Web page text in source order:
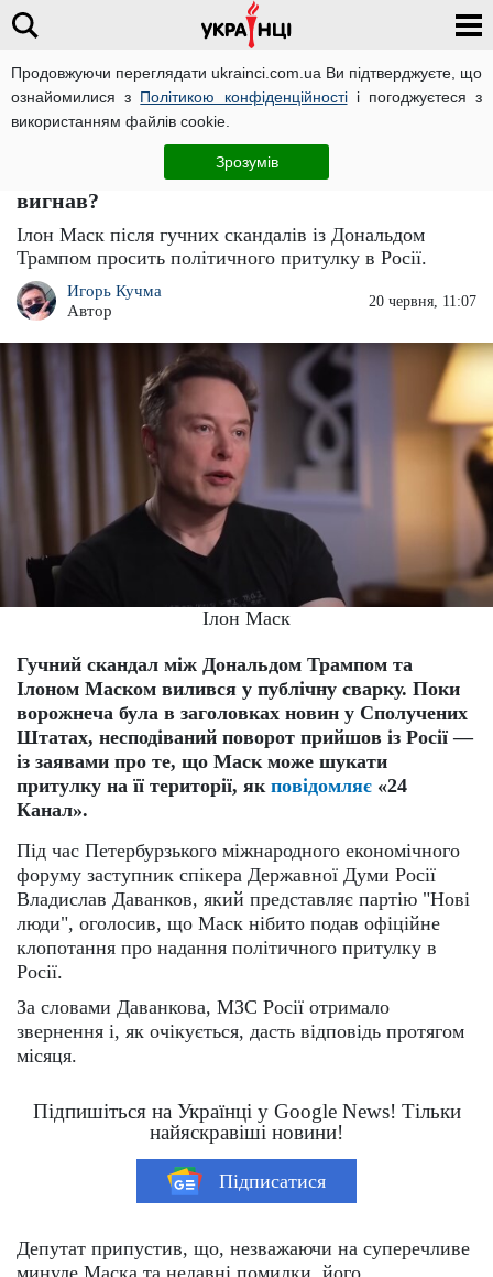
Продовжуючи переглядати ukrainci.com.ua Ви підтверджуєте, що
ознайомилися з Політикою конфіденційностіі погоджуєтеся з
використанням файлів cookie.
Зрозумів
Політика
Ілон Маск зібрався переїхати до РФ і
просить притулку у Кремля: Дональд Трамп
вигнав?
Ілон Маск після гучних скандалів із Дональдом
Трампом просить політичного притулку в Росії.
Игорь Кучма
Автор
20 червня, 11:07
Ілон Маск
Гучний скандал між Дональдом Трампом та
Ілоном Маском вилився у публічну сварку. Поки
ворожнеча була в заголовках новин у Сполучених
Штатах, несподіваний поворот прийшов із Росії —
із заявами про те, що Маск може шукати
притулку на її території, як повідомляє «24
Канал».
Під час Петербурзького міжнародного економічного
форуму заступник спікера Державної Думи Росії
Владислав Даванков, який представляє партію "Нові
люди", оголосив, що Маск нібито подав офіційне
клопотання про надання політичного притулку в
Росії.
За словами Даванкова, МЗС Росії отримало
звернення і, як очікується, дасть відповідь протягом
місяця.
Підпишіться на Українці у Google News! Тільки
найяскравіші новини!
Підписатися
Депутат припустив, що, незважаючи на суперечливе